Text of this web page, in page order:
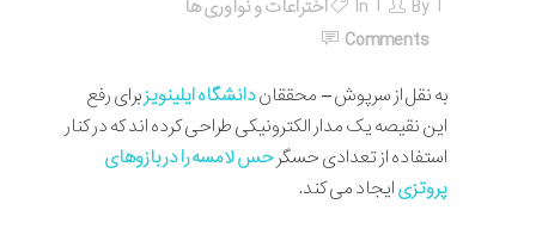
By
In
اختراعات و نوآوری ها
Comments
به نقل از سرپوش – محققاندانشگاه ایلینویزبرای رفع
این نقیصه یک مدار الکترونیکی طراحی کرده اند که در کنار
استفاده از تعدادی حسگرحس لامسه را در بازوهای
پروتزیایجاد می کند.